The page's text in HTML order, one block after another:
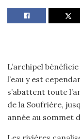
L’archipel
l’eau y est
s’abattent toute
de la Soufrière,
année au sommet